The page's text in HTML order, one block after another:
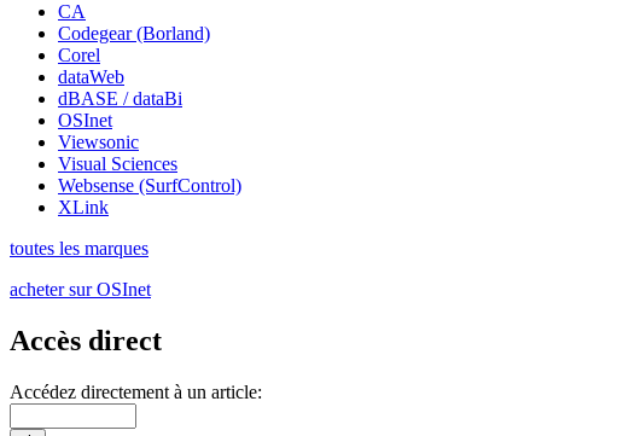
CA
Codegear (Borland)
Corel
dataWeb
dBASE / dataBi
OSInet
Viewsonic
Visual Sciences
Websense (SurfControl)
XLink
toutes les marques
acheter sur OSInet
Accès direct
Accédez directement à un article: